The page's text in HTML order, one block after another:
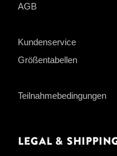
AGB
Kundenservice
Größentabellen
Teilnahmebedingungen
Legal &